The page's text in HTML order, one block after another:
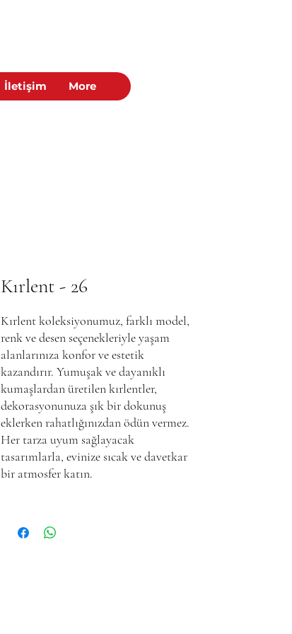
İletişim More
Kırlent - 26
Kırlent koleksiyonumuz, farklı model,
renk ve desen seçenekleriyle yaşam
alanlarınıza konfor ve estetik
kazandırır. Yumuşak ve dayanıklı
kumaşlardan üretilen kırlentler,
dekorasyonunuza şık bir dokunuş
eklerken rahatlığınızdan ödün vermez.
Her tarza uyum sağlayacak
tasarımlarla, evinize sıcak ve davetkar
bir atmosfer katın.